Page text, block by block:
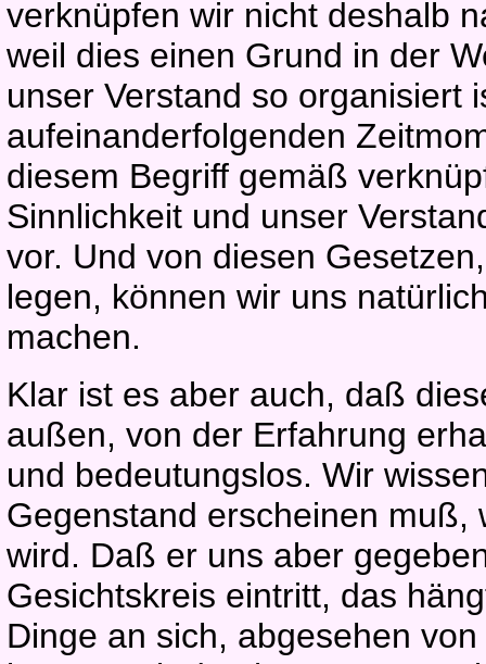
verknüpfen wir nicht deshalb
weil dies einen Grund in der
unser Verstand so organisiert
aufeinanderfolgenden
diesem Begriff gemäß
Sinnlichkeit und unser
vor. Und von diesen
legen, können wir uns
machen.
Klar ist es aber auch, daß
außen, von der Erfahrung
und bedeutungslos. Wir
Gegenstand erscheinen
wird. Daß er uns aber
Gesichtskreis eintritt, das
Dinge an sich, abgesehen